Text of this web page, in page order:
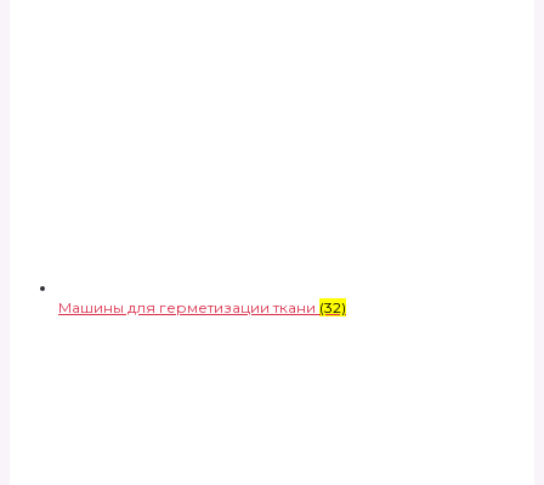
Машины для герметизации ткани (32)